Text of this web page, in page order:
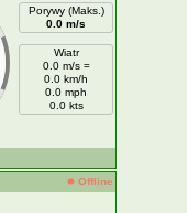
Porywy (Maks.)
0.0 m/s
Wiatr
0.0 m/s =
0.0 km/h
0.0 mph
0.0 kts
Offline